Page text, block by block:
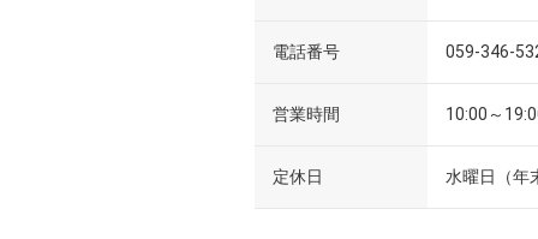
電話番号 059-346-
営業時間 10:00～
定休日 水曜日（年